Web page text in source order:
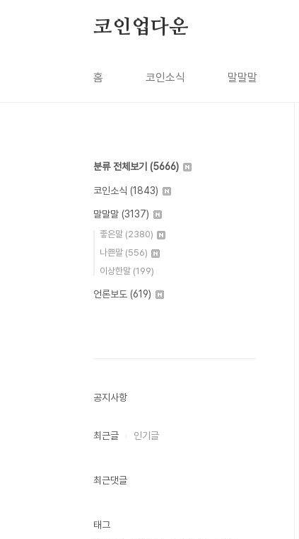
코인업다운
홈 코인소식 말말말
분류 전체보기 (5666)
코인소식 (1843)
말말말 (3137)
좋은말 (2380)
나쁜말 (556)
이상한말 (199)
언론보도 (619)
공지사항
최근글 인기글
최근댓글
태그